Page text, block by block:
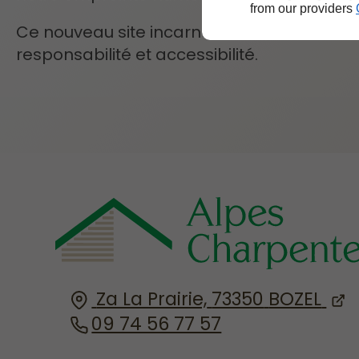
from our providers
Ce nouveau site incarne nos valeurs et
responsabilité et accessibilité.
Za La Prairie, 73350 BOZEL
09 74 56 77 57